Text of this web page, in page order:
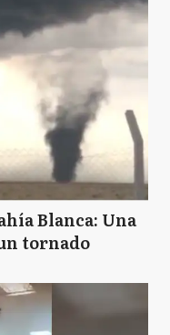
Blanca: Una
tornado